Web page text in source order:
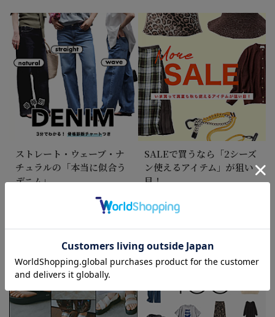
ドライな質感で、どんなに暑い日もノーストレス
2026/6/26
「体感マイナス服」がおしゃれの味方
2026/6/19
ーデ15選【バイヤーのリアルコーデ Vol.3】＃大人
コーデお悩み ＃気温23～32℃
2026/6/5
イテムTOP20
ストレート・ウェーブ・ナ
チュラルの「本当に似合う
デニム」
SALEで買うなら「2シーズ
ン使えるアイテム」が狙い
目！